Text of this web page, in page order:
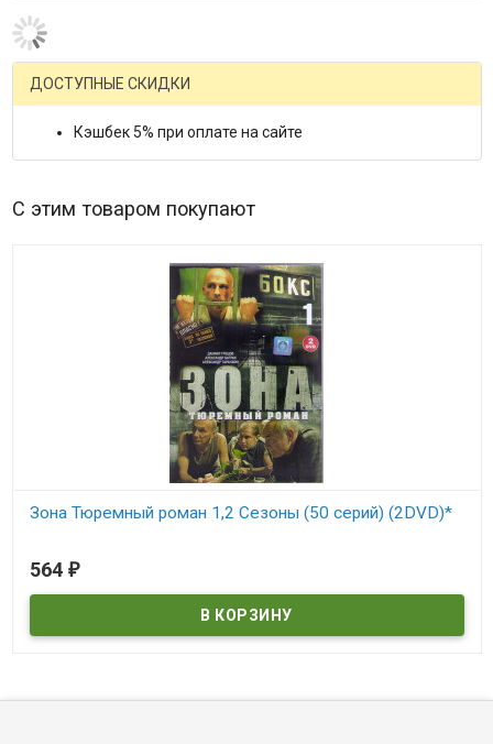
ДОСТУПНЫЕ СКИДКИ
Кэшбек 5% при оплате на сайте
С этим товаром покупают
Зона Тюремный роман 1,2 Сезоны (50 серий) (2DVD)*
564 ₽